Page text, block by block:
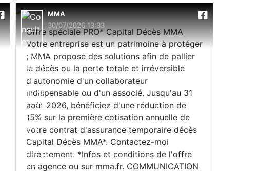
MMA
30/07/2026 13:33
Offre spéciale PRO* Capital Décès MMA
Votre entreprise est un patrimoine à protéger
; MMA propose des solutions afin de pallier
le décès ou la perte totale et irréversible
d'autonomie d'un collaborateur
indispensable ou d'un associé. Jusqu'au 31
août 2026, bénéficiez d'une réduction de
15% sur la première cotisation annuelle de
votre contrat d'assurance temporaire décès
Capital Décès MMA*. Contactez-moi
directement. *Infos et conditions de l'offre
en agence ou sur mma.fr. COMMUNICATION